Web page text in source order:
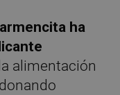
ha
alimentación